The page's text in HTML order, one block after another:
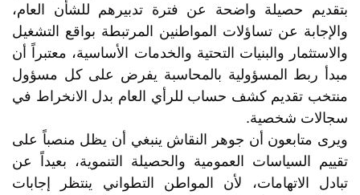
بتقديم حصيلة واضحة عن فترة تدبيرهم للشأن العام،
والإجابة عن تساؤلات المواطنين المرتبطة بواقع التشغيل
والاستثمار والبنيات التحتية والخدمات الأساسية، معتبراً أن
مبدأ ربط المسؤولية بالمحاسبة يفرض على كل مسؤول
منتخب تقديم كشف حساب للرأي العام بدل الانخراط في
سجالات شخصية.
ويرى متابعون أن جوهر النقاش ينبغي أن يظل منصباً على
تقييم السياسات العمومية والحصيلة التنموية، بعيداً عن
تبادل الاتهامات، لأن المواطن التطواني ينتظر إجابات